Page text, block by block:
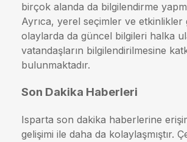
birçok alanda da bilgilendirme
Ayrıca, yerel seçimler ve etkinlikler
olaylarda da güncel bilgileri halka
vatandaşların bilgilendirilmesine
bulunmaktadır.
Son Dakika Haberleri
Isparta son dakika haberlerine
gelişimi ile daha da kolaylaşmıştır.